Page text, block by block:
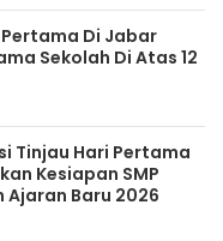
Di Jabar
Sekolah Di Atas 12
Tinjau Hari Pertama
Kesiapan SMP
Ajaran Baru 2026